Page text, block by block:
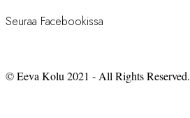
Seuraa Facebookissa
© Eeva Kolu 2021 - All Rights Reserved.